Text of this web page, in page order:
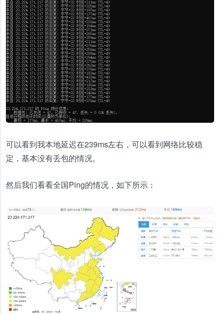
可以看到我本地延迟在239ms左右，可以看到网络比较稳
定，基本没有丢包的情况。
然后我们看看全国Ping的情况，如下所示：